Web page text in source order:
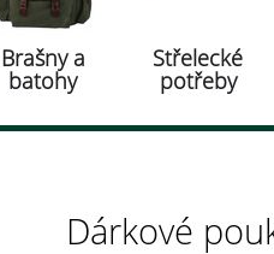
Brašny a
batohy
Střelecké
potřeby
Dárkové